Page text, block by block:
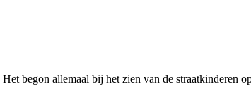
begon allemaal bij het zien van de straatkinderen